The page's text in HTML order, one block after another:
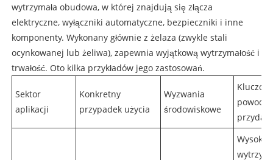
wytrzymała obudowa, w której znajdują się złącza
elektryczne, wyłączniki automatyczne, bezpieczniki i inne
komponenty. Wykonany głównie z żelaza (zwykle stali
ocynkowanej lub żeliwa), zapewnia wyjątkową wytrzymałość i
trwałość. Oto kilka przykładów jego zastosowań.
Sektor
aplikacji
Konkretny
przypadek użycia
Wyzwania
środowiskowe
powody
Wysoka